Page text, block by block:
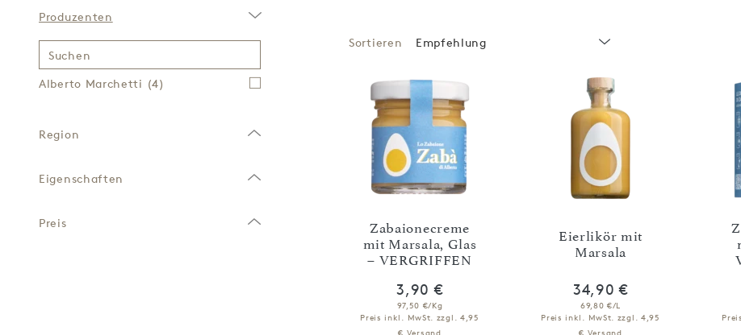
Sortieren Empfehlung
Zabaionecreme
mit Marsala, Glas
– VERGRIFFEN
3,90 €
97,50 €/Kg
Preis inkl. MwSt. zzgl. 4,95
€ Versand
Eierlikör mit
Marsala
34,90 €
69,80 €/L
Preis inkl. MwSt. zzgl. 4,95
€ Versand
Produzenten
Suchen
Alberto Marchetti (4)
Region
Eigenschaften
Preis